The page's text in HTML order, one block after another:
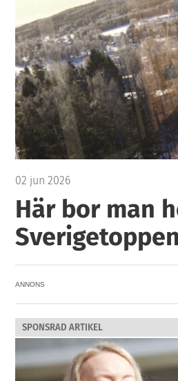
02 jun 2026
Här bor man
ANNONS
SPONSRAD ARTIKEL